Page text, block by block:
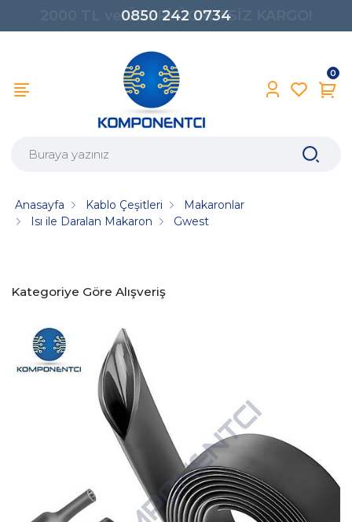
0850 242 0734
0
Anasayfa Kablo Çeşitleri
Makaronlar
Isı ile Daralan Makaron
Gwest
Kategoriye Göre Alışveriş